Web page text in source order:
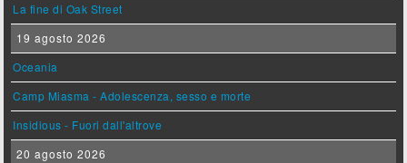
La fine di Oak Street
19 agosto 2026
Oceania
Camp Miasma - Adolescenza, sesso e morte
Insidious - Fuori dall'altrove
20 agosto 2026